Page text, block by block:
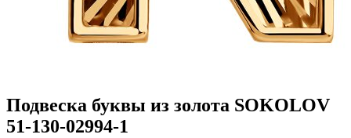
Подвеска буквы из золота SOKOLOV
51-130-02994-1